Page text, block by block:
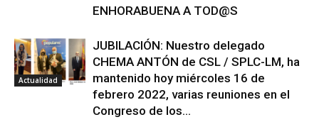
ENHORABUENA A TOD@S
Actualidad
JUBILACIÓN: Nuestro delegado
CHEMA ANTÓN de CSL / SPLC-LM, ha
mantenido hoy miércoles 16 de
febrero 2022, varias reuniones en el
Congreso de los...